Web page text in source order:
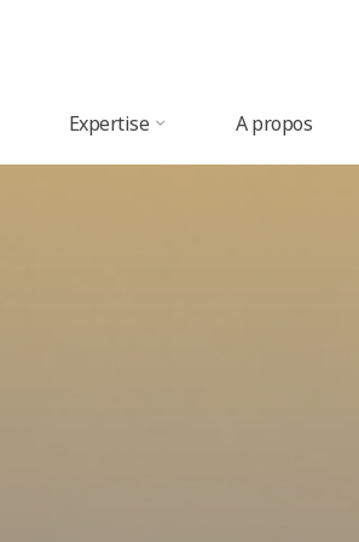
Expertise A propos